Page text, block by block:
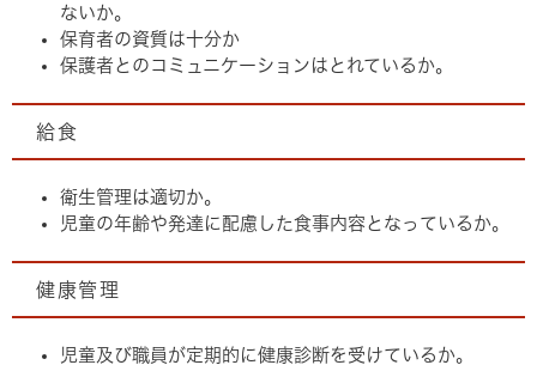
ないか。
保育者の資質は十分か
保護者とのコミュニケーションはとれているか。
給食
衛生管理は適切か。
児童の年齢や発達に配慮した食事内容となっているか。
健康管理
児童及び職員が定期的に健康診断を受けているか。